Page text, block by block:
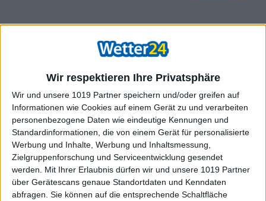
Wir respektieren Ihre Privatsphäre
Wir und unsere 1019 Partner speichern und/oder greifen auf
Informationen wie Cookies auf einem Gerät zu und verarbeiten
personenbezogene Daten wie eindeutige Kennungen und
Standardinformationen, die von einem Gerät für personalisierte
Werbung und Inhalte, Werbung und Inhaltsmessung,
Zielgruppenforschung und Serviceentwicklung gesendet
werden.
Mit Ihrer Erlaubnis dürfen wir und unsere 1019 Partner
über Gerätescans genaue Standortdaten und Kenndaten
abfragen. Sie können auf die entsprechende Schaltfläche